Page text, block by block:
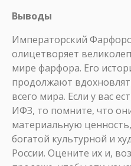
Выводы
Императорский
олицетворяет
мире фарфора. Его
продолжают
всего мира. Если у вас
ИФЗ, то помните, что
материальную
богатой культурной и
России. Оцените их и,